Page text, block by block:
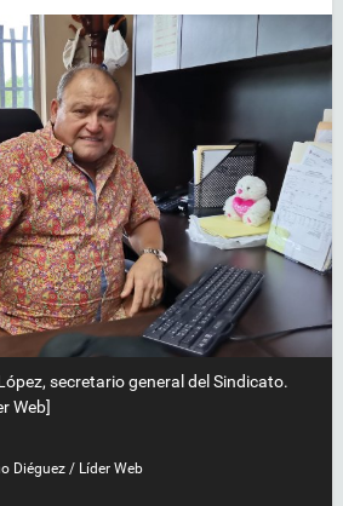
secretario general del Sindicato.
Web]
Diéguez / Líder Web